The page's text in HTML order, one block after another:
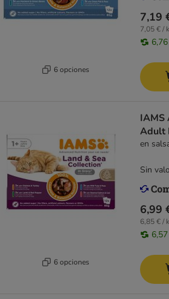
6 opciones
7,19
7,05 € /
6 opciones
IAMS
Adult
en
6,99
6,85 € /
Sin